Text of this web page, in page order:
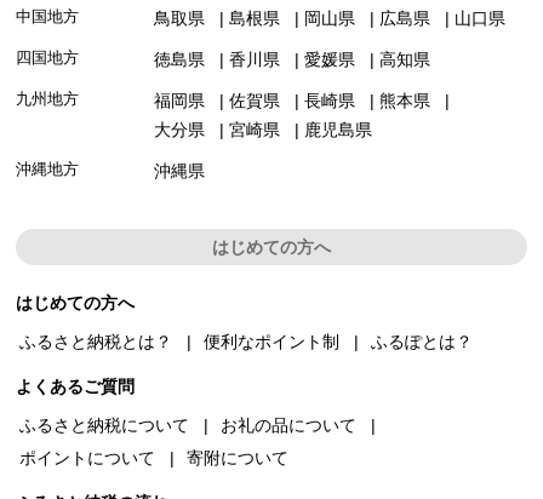
中国地方 鳥取県 島根県 岡山県 広島県 山口県
四国地方 徳島県 香川県 愛媛県 高知県
九州地方 福岡県 佐賀県 長崎県
熊本県
大分県
宮崎県 鹿児島県
沖縄地方 沖縄県
はじめての方へ
はじめての方へ
ふるさと納税とは？
便利なポイント制 ふるぽとは？
よくあるご質問
ふるさと納税について
お礼の品について
ポイントについて
寄附について